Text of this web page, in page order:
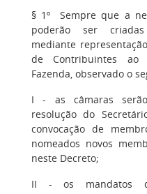
§ 1º
Sempre que a
poderão ser criadas
mediante
de Contribuintes ao
Fazenda, observado o
I- as câmaras
resolução do
convocação de
nomeados novos
neste Decreto;
II - os mandatos